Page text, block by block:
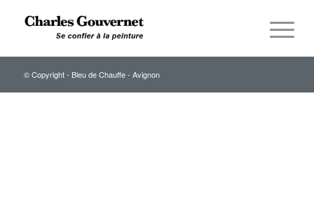
© Copyright - Bleu de Chauffe - Avignon